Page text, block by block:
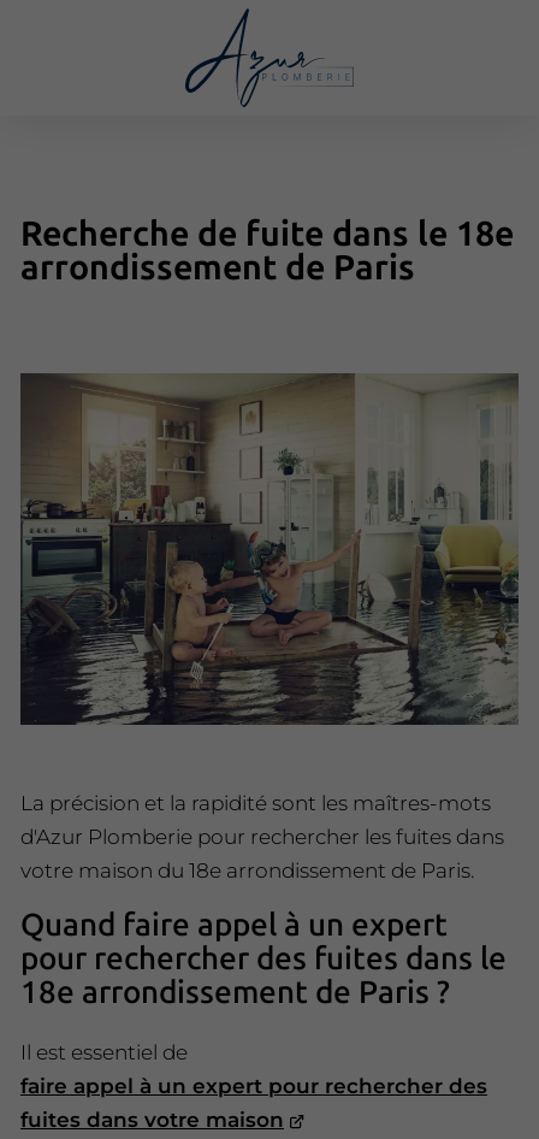
Recherche de fuite dans le 18e
arrondissement de Paris
La précision et la rapidité sont les maîtres-mots
d'Azur Plomberie pour rechercher les fuites dans
votre maison du 18e arrondissement de Paris.
Quand faire appel à un expert
pour rechercher des fuites dans le
18e arrondissement de Paris ?
Il est essentiel de
faire appel à un expert pour rechercher des
fuites dans votre maison